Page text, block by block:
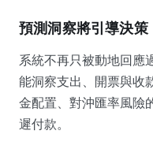
預測洞察將引導決策
系統不再只被動地回應
能洞察支出、開票與收
金配置、對沖匯率風險
遲付款。